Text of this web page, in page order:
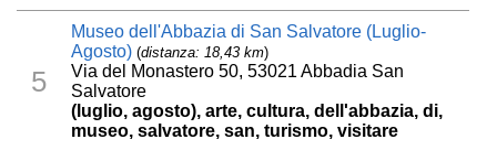
5
Museo dell'Abbazia di San Salvatore (Luglio-
Agosto) (distanza: 18,43 km)
Via del Monastero 50, 53021 Abbadia San
Salvatore
(luglio, agosto), arte, cultura, dell'abbazia, di,
museo, salvatore, san, turismo, visitare